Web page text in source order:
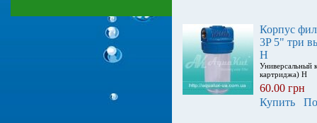
Корпус
3P 5" три
H
Универсальный
картриджа) H
60.00 грн
Купить